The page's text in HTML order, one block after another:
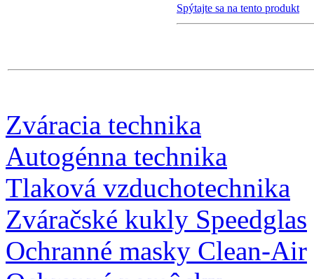
Spýtajte sa na tento produkt
Zváracia technika
Autogénna technika
Tlaková vzduchotechnika
Zváračské kukly Speedglas
Ochranné masky Clean-Air